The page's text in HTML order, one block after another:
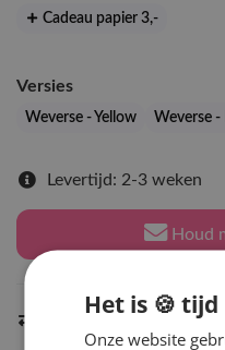
Cadeau papier 3,-
Versies
Weverse - Yellow Weverse -
Levertijd: 2-3 weken
Houd
Het is 🍪 tijd
Onze website